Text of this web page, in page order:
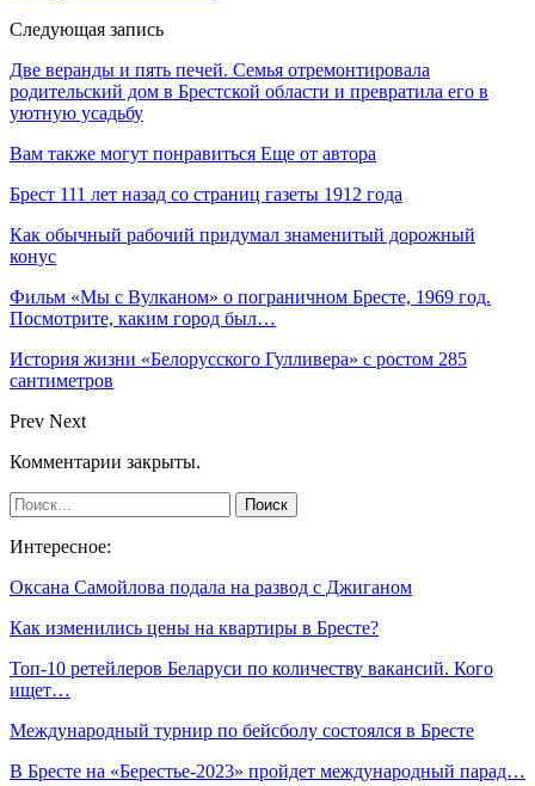
Следующая запись
Две веранды и пять печей. Семья отремонтировала
родительский дом в Брестской области и превратила его в
уютную усадьбу
Вам также могут понравиться Еще от автора
Брест 111 лет назад со страниц газеты 1912 года
Как обычный рабочий придумал знаменитый дорожный
конус
Фильм «Мы с Вулканом» о пограничном Бресте, 1969 год.
Посмотрите, каким город был…
История жизни «Белорусского Гулливера» с ростом 285
сантиметров
Prev Next
Комментарии закрыты.
Интересное:
Оксана Самойлова подала на развод с Джиганом
Как изменились цены на квартиры в Бресте?
Топ-10 ретейлеров Беларуси по количеству вакансий. Кого
ищет…
Международный турнир по бейсболу состоялся в Бресте
В Бресте на «Берестье-2023» пройдет международный парад…